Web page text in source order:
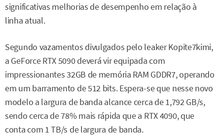
significativas melhorias de desempenho em relação à
linha atual.
Segundo vazamentos divulgados pelo leaker Kopite7kimi,
a GeForce RTX 5090 deverá vir equipada com
impressionantes 32GB de memória RAM GDDR7, operando
em um barramento de 512 bits. Espera-se que nesse novo
modelo a largura de banda alcance cerca de 1,792 GB/s,
sendo cerca de 78% mais rápida que a RTX 4090, que
conta com 1 TB/s de largura de banda.